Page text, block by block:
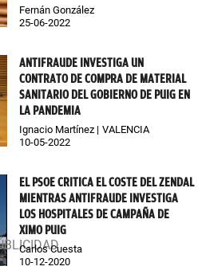
Fernán González
25-06-2022
ANTIFRAUDE INVESTIGA UN
CONTRATO DE COMPRA DE MATERIAL
SANITARIO DEL GOBIERNO DE PUIG EN
LA PANDEMIA
Ignacio Martínez
VALENCIA
10-05-2022
EL PSOE CRITICA EL COSTE DEL ZENDAL
MIENTRAS ANTIFRAUDE INVESTIGA
LOS HOSPITALES DE CAMPAÑA DE
XIMO PUIG
Carlos Cuesta
10-12-2020